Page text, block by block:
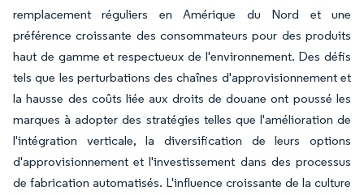
remplacement réguliers en Amérique du Nord et une
préférence croissante des consommateurs pour des produits
haut de gamme et respectueux de l'environnement. Des défis
tels que les perturbations des chaînes d'approvisionnement et
la hausse des coûts liée aux droits de douane ont poussé les
marques à adopter des stratégies telles que l'amélioration de
l'intégration verticale, la diversification de leurs options
d'approvisionnement et l'investissement dans des processus
de fabrication automatisés. L'influence croissante de la culture